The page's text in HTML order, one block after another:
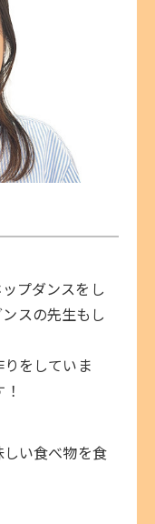
プダンスをし
スの先生もし
をしていま
い食べ物を食